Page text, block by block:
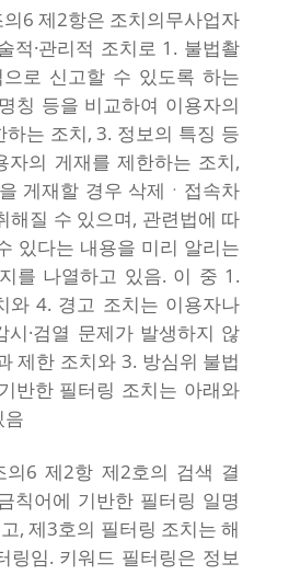
6 제2항은 조치의무사업자
적·관리적 조치로 1. 불법촬
로 신고할 수 있도록 하는
칭 등을 비교하여 이용자의
는 조치, 3. 정보의 특징 등
자의 게재를 제한하는 조치,
게재할 경우 삭제ㆍ접속차
해질 수 있으며, 관련법에 따
있다는 내용을 미리 알리는
를 나열하고 있음. 이 중 1.
와 4. 경고 조치는 이용자나
시·검열 문제가 발생하지 않
제한 조치와 3. 방심위 불법
반한 필터링 조치는 아래와
음
의6 제2항 제2호의 검색 결
칙어에 기반한 필터링 일명
, 제3호의 필터링 조치는 해
링임. 키워드 필터링은 정보